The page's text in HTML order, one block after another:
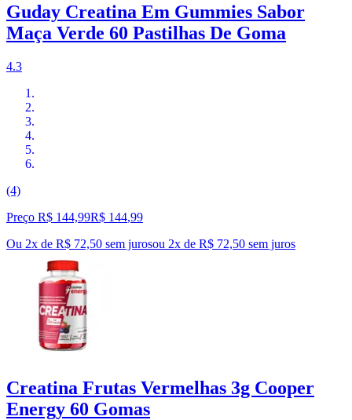
Guday Creatina Em Gummies Sabor
Maça Verde 60 Pastilhas De Goma
4.3
(4)
Preço R$ 144,99R$ 144,99
Ou 2x de R$ 72,50 sem jurosou 2x de R$ 72,50 sem juros
Creatina Frutas Vermelhas 3g Cooper
Energy 60 Gomas